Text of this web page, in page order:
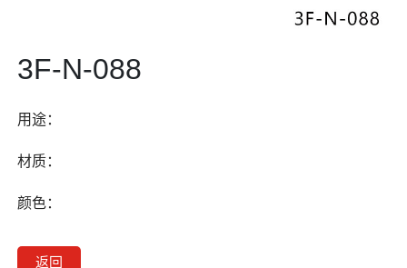
3F-N-088
用途：
材质：
颜色：
返回